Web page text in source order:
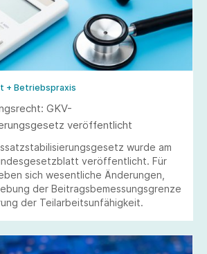
+ Betriebspraxis
GKV-
veröffentlicht
wurde am
veröffentlicht. Für
sich wesentliche Änderungen,
der Beitragsbemessungsgrenze
der Teilarbeitsunfähigkeit.